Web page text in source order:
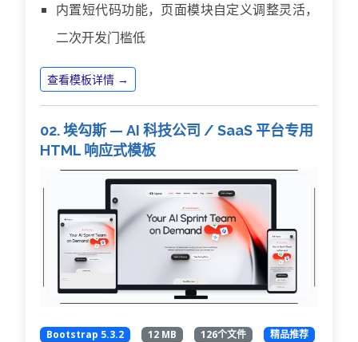
内置短代码功能，页面模块自定义调整灵活，
二次开发门槛低
查看模板详情 →
02. 埃勾斯 — AI 科技公司 / SaaS 平台专用
HTML 响应式模板
Bootstrap 5.3.2 12 MB 126个文件 精品推荐